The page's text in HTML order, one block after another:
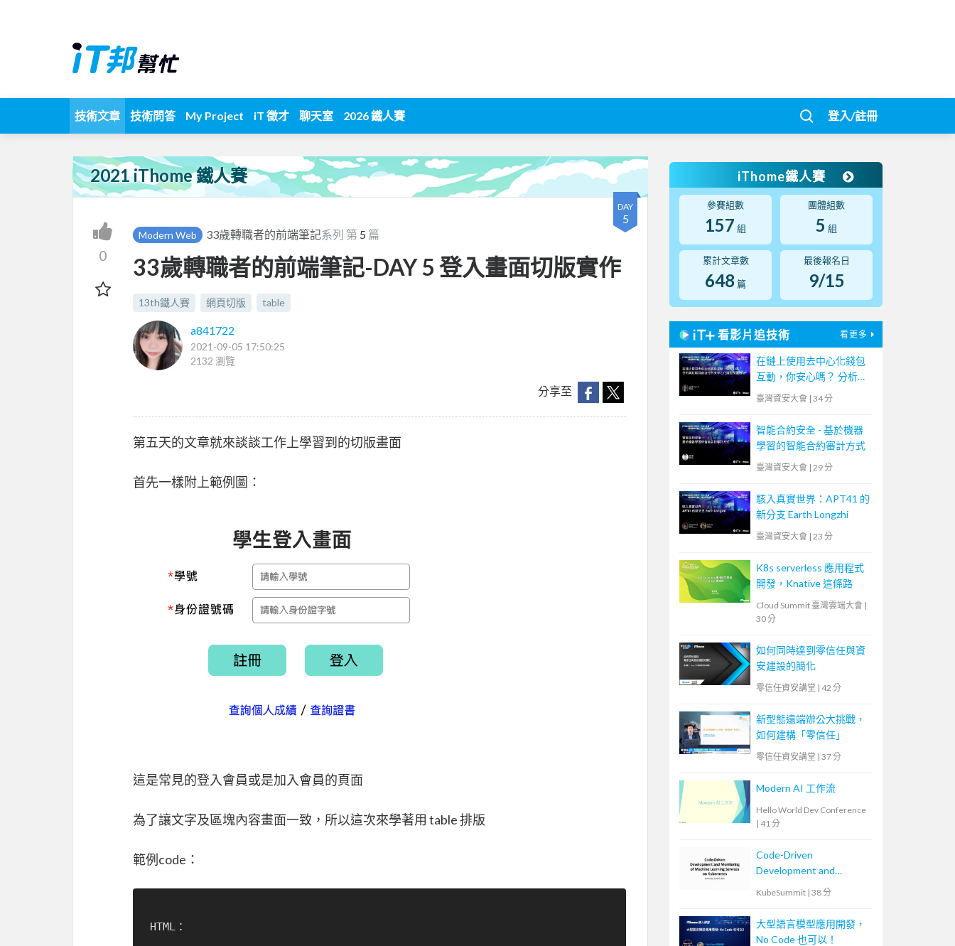
技術文章 技術問答 My Project iT 徵才 聊天室 2026 鐵人賽 登入/註冊
2021 iThome 鐵人賽
DAY
5
0
Modern Web 33歲轉職者的前端筆記系列 第 5 篇
33歲轉職者的前端筆記-DAY 5 登入畫面切版實作
13th鐵人賽 網頁切版 table
a841722
2021-09-05 17:50:25
2132 瀏覽
分享至
第五天的文章就來談談工作上學習到的切版畫面
首先一樣附上範例圖：
這是常見的登入會員或是加入會員的頁面
為了讓文字及區塊內容畫面一致，所以這次來學著用 table 排版
範例code：
HTML：
iThome鐵人賽
參賽組數
157 組
團體組數
5 組
累計文章數
648 篇
最後報名日
9/15
看影片追技術 看更多
在鏈上使用去中心化錢包
互動，你安心嗎？ 分析與
比較目前流行的去中心化
臺灣資安大會 | 34 分
智能合約安全 - 基於機器
學習的智能合約審計方式
臺灣資安大會 | 29 分
駭入真實世界：APT41 的
新分支 Earth Longzhi
臺灣資安大會 | 23 分
K8s serverless 應用程式
開發，Knative 這條路
Cloud Summit 臺灣雲端大會 |
30 分
如何同時達到零信任與資
安建設的簡化
零信任資安講堂 | 42 分
新型態遠端辦公大挑戰，
如何建構「零信任」
零信任資安講堂 | 37 分
Modern AI 工作流
Hello World Dev Conference
| 41 分
Code-Driven
Development and
Monitoring of Machine
Kubernetes
KubeSummit | 38 分
大型語言模型應用開發，
No Code 也可以！